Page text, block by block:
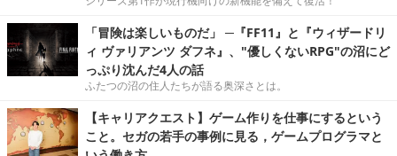
「冒険は楽しいものだ」 ─『FF11』と『ウィザードリ
ィ ヴァリアンツ ダフネ』、"優しくないRPG"の沼にど
っぷり沈んだ4人の話
ふたつの沼の住人たちが語る奥深さとは。
【キャリアクエスト】ゲーム作りを仕事にするという
こと。セガの若手の事例に見る，ゲームプログラマと